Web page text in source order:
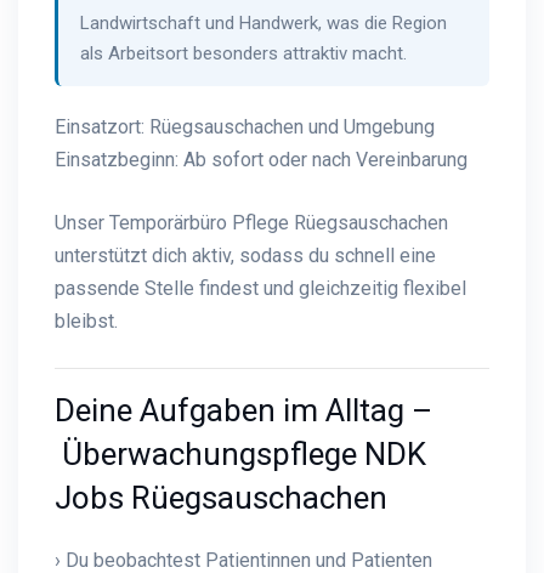
Landwirtschaft und Handwerk, was die Region
als Arbeitsort besonders attraktiv macht.
Einsatzort: Rüegsauschachen und Umgebung
Einsatzbeginn: Ab sofort oder nach Vereinbarung
Unser Temporärbüro Pflege Rüegsauschachen
unterstützt dich aktiv, sodass du schnell eine
passende Stelle findest und gleichzeitig flexibel
bleibst.
Deine Aufgaben im Alltag –
Überwachungspflege NDK
Jobs Rüegsauschachen
› Du beobachtest Patientinnen und Patienten